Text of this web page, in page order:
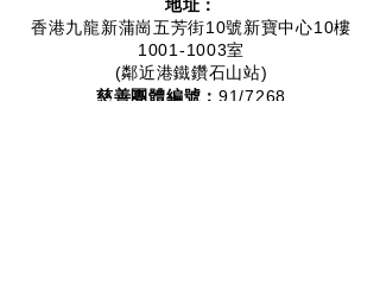
地址：
香港九龍新蒲崗五芳街10號新寶中心10樓
1001-1003室
(鄰近港鐵鑽石山站)
慈善團體編號： 91/7268